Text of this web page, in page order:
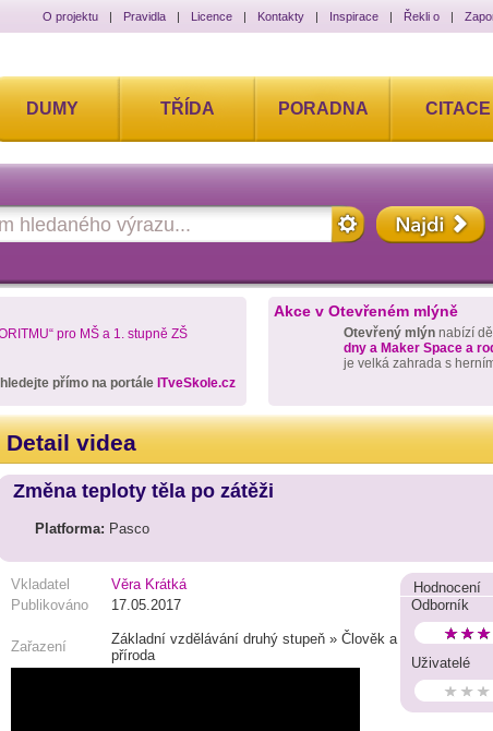
O projektu | Pravidla | Licence | Kontakty | Inspirace | Řekli o |
DUMY TŘÍDA PORADNA CITACE
pro MŠ a 1. stupně ZŠ
přímo na portále ITveSkole.cz
Akce v Otevřeném mlýně
Otevřený mlýn nabízí
dny a Maker Space a
je velká zahrada s
Detail videa
Změna teploty těla po zátěži
Platforma: Pasco
Vkladatel
Věra Krátká
Publikováno
17.05.2017
Zařazení
Základní vzdělávání druhý stupeň » Člověk a
příroda
Hodnocení
Odborník
Uživatelé